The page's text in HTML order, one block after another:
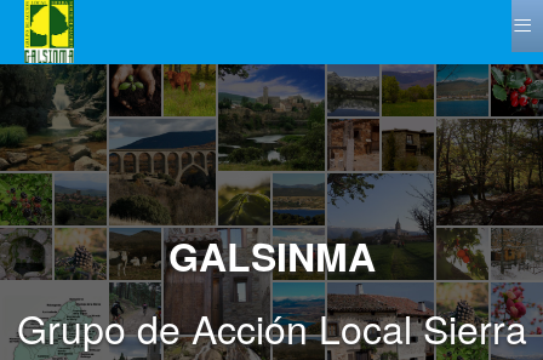
≡
GALSINMA
Grupo de Acción Local Sierra